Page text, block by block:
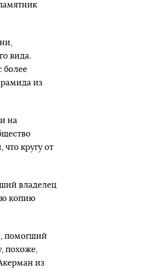
вида.
более
из
на
кругу от
владелец
копию
помогший
похоже,
из